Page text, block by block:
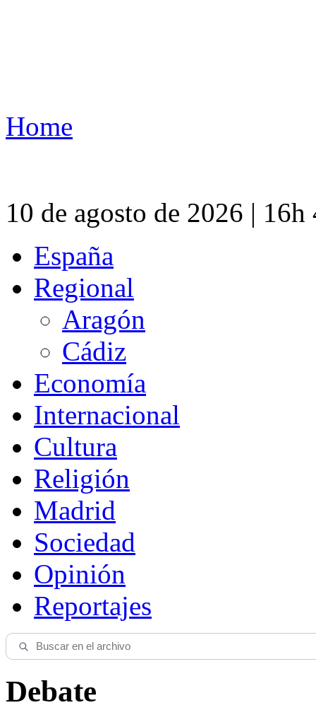
Home
10 de agosto de 2026 |
España
Regional
Aragón
Cádiz
Economía
Internacional
Cultura
Religión
Madrid
Sociedad
Opinión
Reportajes
Debate